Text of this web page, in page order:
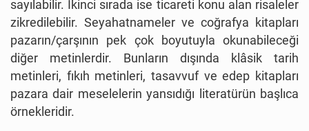
sayılabilir. İkinci sırada ise ticareti konu alan risaleler
zikredilebilir. Seyahatnameler ve coğrafya kitapları
pazarın/çarşının pek çok boyutuyla okunabileceği
diğer metinlerdir. Bunların dışında klâsik tarih
metinleri, fıkıh metinleri, tasavvuf ve edep kitapları
pazara dair meselelerin yansıdığı literatürün başlıca
örnekleridir.